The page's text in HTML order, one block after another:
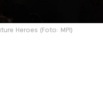
Heroes (Foto: MPI)